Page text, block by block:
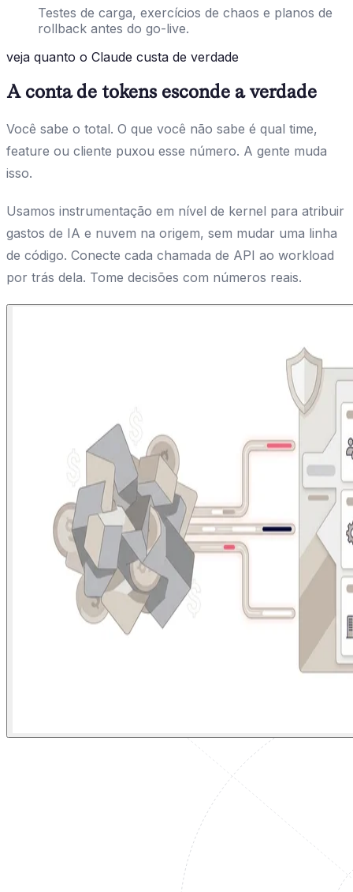
Testes de carga, exercícios de chaos e planos de
rollback antes do go-live.
veja quanto o Claude custa de verdade
A conta de tokens esconde a verdade
Você sabe o total. O que você não sabe é qual time,
feature ou cliente puxou esse número. A gente muda
isso.
Usamos instrumentação em nível de kernel para atribuir
gastos de IA e nuvem na origem, sem mudar uma linha
de código. Conecte cada chamada de API ao workload
por trás dela. Tome decisões com números reais.